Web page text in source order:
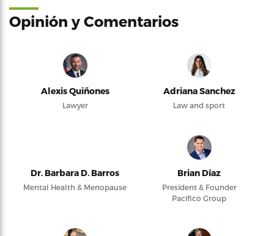
Opinión y Comentarios
Alexis Quiñones
Lawyer
Adriana Sanchez
Law and sport
Dr. Barbara D. Barros
Mental Health & Menopause
Brian Díaz
President & Founder
Pacifico Group